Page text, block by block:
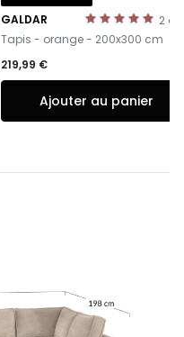
2
GALDAR
-
Tapis - orange - 200x300 cm
219,99 €
Ajouter au panier